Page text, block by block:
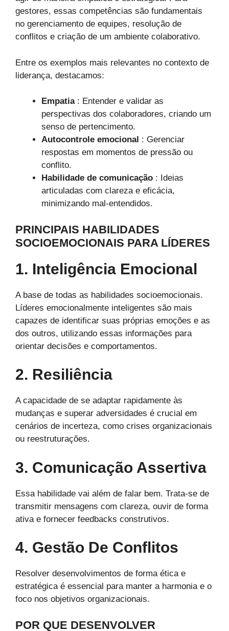
gestores, essas competências são fundamentais
no gerenciamento de equipes, resolução de
conflitos e criação de um ambiente colaborativo.
Entre os exemplos mais relevantes no contexto de
liderança, destacamos:
Empatia: Entender e validar as
perspectivas dos colaboradores, criando um
senso de pertencimento.
Autocontrole emocional : Gerenciar
respostas em momentos de pressão ou
conflito.
Habilidade de comunicação : Ideias
articuladas com clareza e eficácia,
minimizando mal-entendidos.
PRINCIPAIS HABILIDADES
SOCIOEMOCIONAIS PARA LÍDERES
1. Inteligência Emocional
A base de todas as habilidades socioemocionais.
Líderes emocionalmente inteligentes são mais
capazes de identificar suas próprias emoções e as
dos outros, utilizando essas informações para
orientar decisões e comportamentos.
2. Resiliência
A capacidade de se adaptar rapidamente às
mudanças e superar adversidades é crucial em
cenários de incerteza, como crises organizacionais
ou reestruturações.
3. Comunicação Assertiva
Essa habilidade vai além de falar bem. Trata-se de
transmitir mensagens com clareza, ouvir de forma
ativa e fornecer feedbacks construtivos.
4. Gestão De Conflitos
Resolver desenvolvimentos de forma ética e
estratégica é essencial para manter a harmonia e o
foco nos objetivos organizacionais.
POR QUE DESENVOLVER